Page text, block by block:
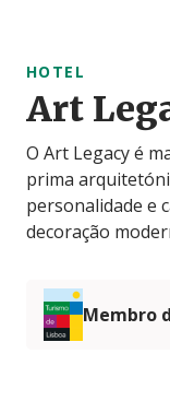
HOTEL
Art
O Art Legacy é
prima
personalidade e
decoração
Membro